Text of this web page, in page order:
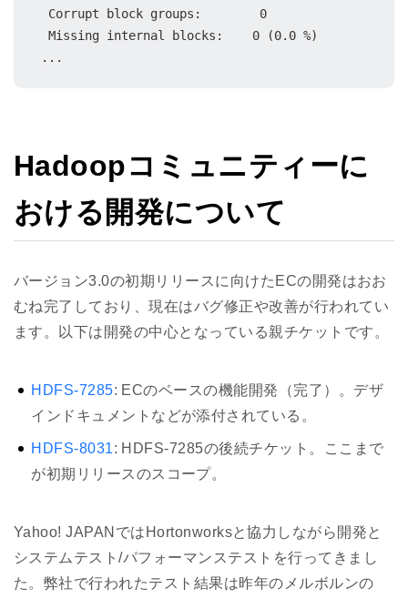
Corrupt block groups:        0
Missing internal blocks:    0 (0.0 %)
...
Hadoopコミュニティーに
おける開発について
バージョン3.0の初期リリースに向けたECの開発はおお
むね完了しており、現在はバグ修正や改善が行われてい
ます。以下は開発の中心となっている親チケットです。
HDFS-7285: ECのベースの機能開発（完了）。デザ
インドキュメントなどが添付されている。
HDFS-8031: HDFS-7285の後続チケット。ここまで
が初期リリースのスコープ。
Yahoo! JAPANではHortonworksと協力しながら開発と
システムテスト/パフォーマンステストを行ってきまし
た。弊社で行われたテスト結果は昨年のメルボルンの